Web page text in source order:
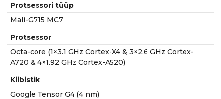
Protsessori tüüp
Mali-G715 MC7
Protsessor
Octa-core (1×3.1 GHz Cortex-X4 & 3×2.6 GHz Cortex-
A720 & 4×1.92 GHz Cortex-A520)
Kiibistik
Google Tensor G4 (4 nm)